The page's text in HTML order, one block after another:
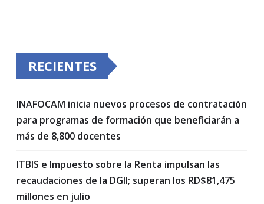
RECIENTES
INAFOCAM inicia nuevos procesos de contratación
para programas de formación que beneficiarán a
más de 8,800 docentes
ITBIS e Impuesto sobre la Renta impulsan las
recaudaciones de la DGII; superan los RD$81,475
millones en julio